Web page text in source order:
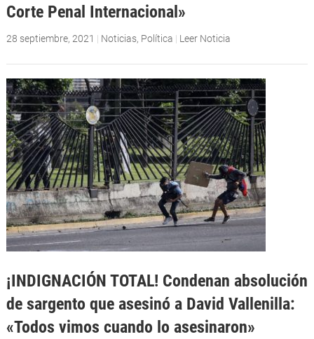
Corte Penal Internacional»
28 septiembre, 2021 | Noticias, Política | Leer Noticia
¡INDIGNACIÓN TOTAL! Condenan absolución
de sargento que asesinó a David Vallenilla:
«Todos vimos cuando lo asesinaron»